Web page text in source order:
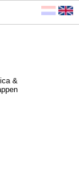
Logica &
&